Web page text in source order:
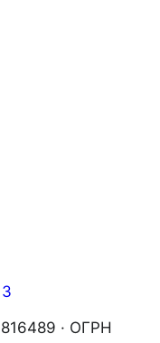
· ОГРН